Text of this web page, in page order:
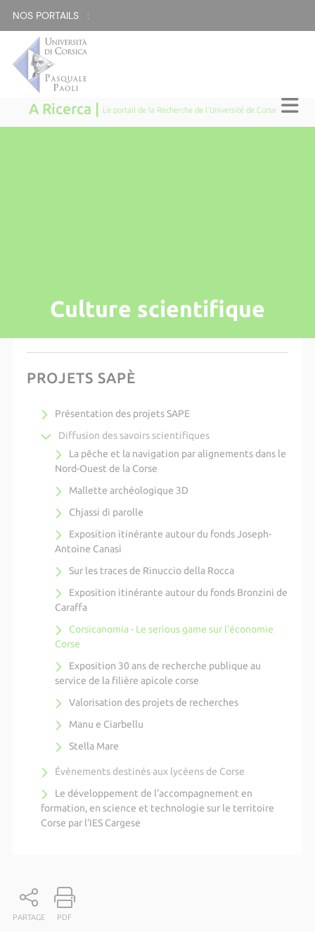
NOS PORTAILS :
A Ricerca | Le portail de la Recherche de l'Université de Corse
Culture scientifique
PROJETS SAPÈ
Présentation des projets SAPE
Diffusion des savoirs scientifiques
La pêche et la navigation par alignements dans le
Nord-Ouest de la Corse
Mallette archéologique 3D
Chjassi di parolle
Exposition itinérante autour du fonds Joseph-
Antoine Canasi
Sur les traces de Rinuccio della Rocca
Exposition itinérante autour du fonds Bronzini de
Caraffa
Corsicanomia - Le serious game sur l'économie
Corse
Exposition 30 ans de recherche publique au
service de la filière apicole corse
Valorisation des projets de recherches
Manu e Ciarbellu
Stella Mare
Événements destinés aux lycéens de Corse
Le développement de l'accompagnement en
formation, en science et technologie sur le territoire
Corse par l'IES Cargese
PARTAGE PDF